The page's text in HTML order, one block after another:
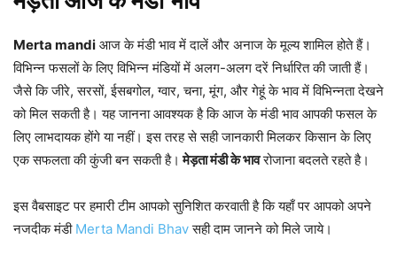
Merta mandi आज के मंडी भाव में दालें और अनाज के मूल्य शामिल होते हैं।
विभिन्न फसलों के लिए विभिन्न मंडियों में अलग-अलग दरें निर्धारित की जाती हैं।
जैसे कि जीरे, सरसों, ईसबगोल, ग्वार, चना, मूंग, और गेहूं के भाव में विभिन्नता देखने
को मिल सकती है। यह जानना आवश्यक है कि आज के मंडी भाव आपकी फसल के
लिए लाभदायक होंगे या नहीं। इस तरह से सही जानकारी मिलकर किसान के लिए
एक सफलता की कुंजी बन सकती है। मेड़ता मंडी के भावरोजाना बदलते रहते है।
इस वैबसाइट पर हमारी टीम आपको सुनिशित करवाती है कि यहाँ पर आपको अपने
नजदीक मंडी Merta Mandi Bhavसही दाम जानने को मिले जाये।